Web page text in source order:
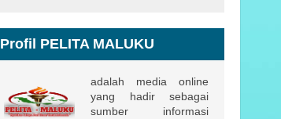
Profil PELITA MALUKU
adalah media online
yang hadir sebagai
sumber informasi